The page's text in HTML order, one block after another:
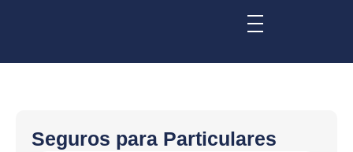
Seguros para Particulares